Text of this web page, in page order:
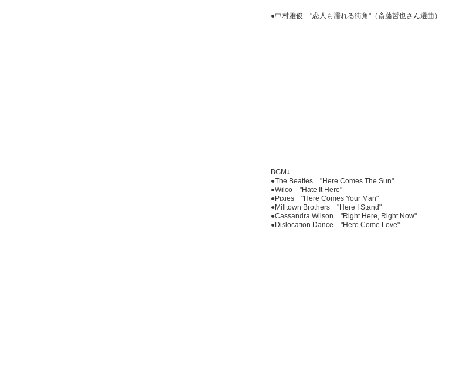
●中村雅俊 "恋人も濡れる街角"（斎藤哲也さん選曲）
BGM↓
●The Beatles "Here Comes The Sun"
●Wilco "Hate It Here"
●Pixies "Here Comes Your Man"
●Milltown Brothers "Here I Stand"
●Cassandra Wilson "Right Here, Right Now"
●Dislocation Dance "Here Come Love"